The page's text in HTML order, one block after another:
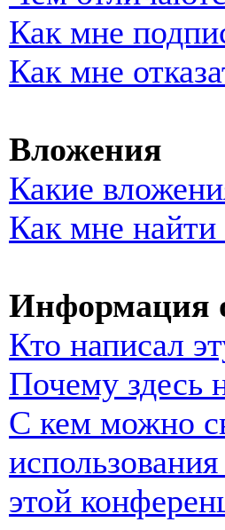
Как мне
Как мне
Вложения
Какие
Как мне
Информация
Кто написал
Почему здесь
С кем можно
этой